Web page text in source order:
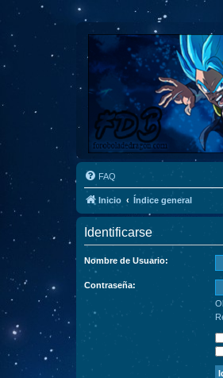
FAQ
Inicio Índice general
Identificarse
Nombre de Usuario:
Contraseña: